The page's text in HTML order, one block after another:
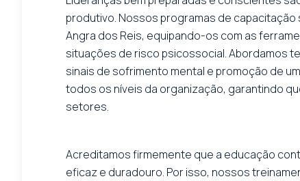
produtivo. Nossos programas de capacitação
Angra dos Reis, equipando-os com as
situações de risco psicossocial. Abordamos
sinais de sofrimento mental e promoção de
todos os níveis da organização, garantindo
setores.
Acreditamos firmemente que a educação
eficaz e duradouro. Por isso, nossos